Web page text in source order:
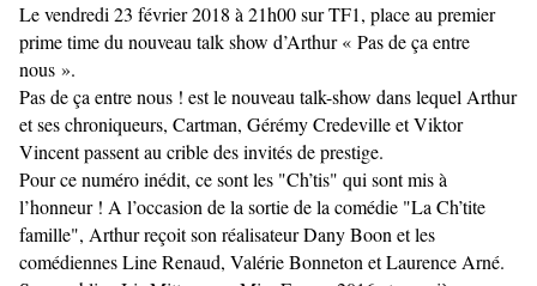
Le vendredi 23 février 2018 à 21h00 sur TF1, place au premier
prime time du nouveau talk show d’Arthur « Pas de ça entre
nous ».
Pas de ça entre nous ! est le nouveau talk-show dans lequel Arthur
et ses chroniqueurs, Cartman, Gérémy Credeville et Viktor
Vincent passent au crible des invités de prestige.
Pour ce numéro inédit, ce sont les "Ch’tis" qui sont mis à
l’honneur ! A l’occasion de la sortie de la comédie "La Ch’tite
famille", Arthur reçoit son réalisateur Dany Boon et les
comédiennes Line Renaud, Valérie Bonneton et Laurence Arné.